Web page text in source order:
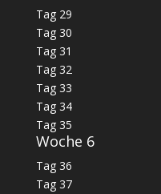
Tag 29
Tag 30
Tag 31
Tag 32
Tag 33
Tag 34
Tag 35
Woche 6
Tag 36
Tag 37